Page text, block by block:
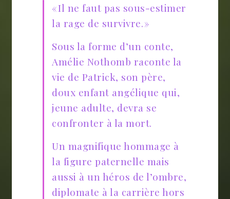
« Il ne faut pas sous-estimer
la rage de survivre. »
Sous la forme d’un conte,
Amélie Nothomb raconte la
vie de Patrick, son père,
doux enfant angélique qui,
jeune adulte, devra se
confronter à la mort.
Un magnifique hommage à
la figure paternelle mais
aussi à un héros de l’ombre,
diplomate à la carrière hors